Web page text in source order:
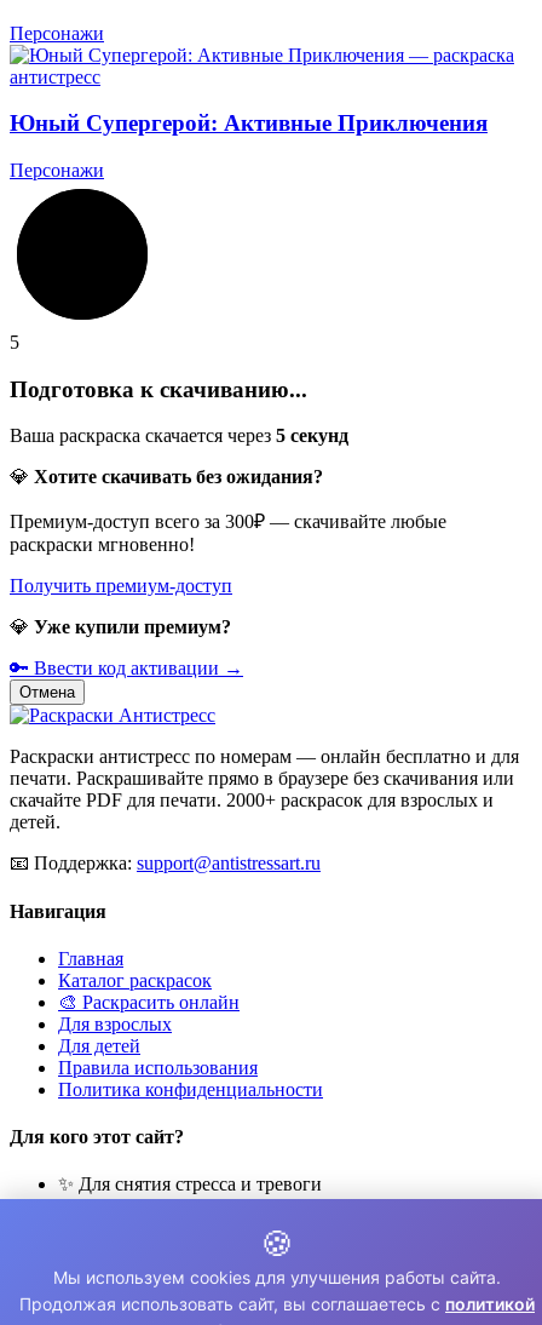
Персонажи
Юный Супергерой: Активные Приключения
Персонажи
5
Подготовка к скачиванию...
Ваша раскраска скачается через 5 секунд
💎 Хотите скачивать без ожидания?
Премиум-доступ всего за 300₽ — скачивайте любые
раскраски мгновенно!
Получить премиум-доступ
💎 Уже купили премиум?
🔑 Ввести код активации →
Отмена
Раскраски антистресс по номерам — онлайн бесплатно и для
печати. Раскрашивайте прямо в браузере без скачивания или
скачайте PDF для печати. 2000+ раскрасок для взрослых и
детей.
📧 Поддержка: support@antistressart.ru
Навигация
Главная
Каталог раскрасок
🎨 Раскрасить онлайн
Для взрослых
Для детей
Правила использования
Политика конфиденциальности
Для кого этот сайт?
✨ Для снятия стресса и тревоги
🧘 Для медитации и расслабления
👨‍👩‍👧‍👦 Для семейного досуга
© 2026 Раскраски Антистресс. Все права защищены.
🍪
Мы используем cookies для улучшения работы сайта.
Продолжая использовать сайт, вы соглашаетесь с политикой